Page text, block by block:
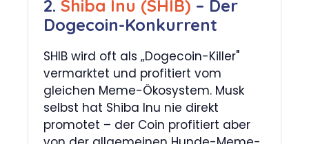
2. Shiba Inu (SHIB) – Der
Dogecoin-Konkurrent
SHIB wird oft als „Dogecoin-Killer"
vermarktet und profitiert vom
gleichen Meme-Ökosystem. Musk
selbst hat Shiba Inu nie direkt
promotet – der Coin profitiert aber